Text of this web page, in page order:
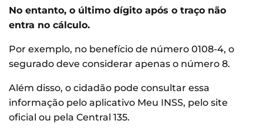
No entanto, o último dígito após o traço não
entra no cálculo.
Por exemplo, no benefício de número 0108-4, o
segurado deve considerar apenas o número 8.
Além disso, o cidadão pode consultar essa
informação pelo aplicativo Meu INSS, pelo site
oficial ou pela Central 135.